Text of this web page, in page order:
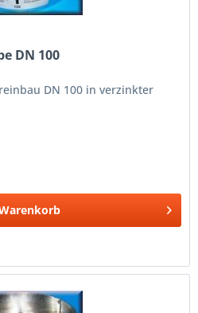
DN 100
DN 100 in verzinkter